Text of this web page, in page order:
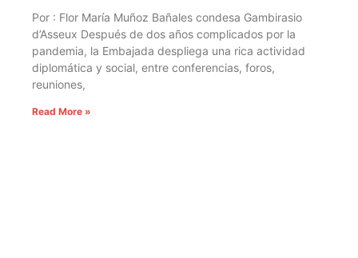
Por : Flor María Muñoz Bañales condesa Gambirasio
d’Asseux Después de dos años complicados por la
pandemia, la Embajada despliega una rica actividad
diplomática y social, entre conferencias, foros,
reuniones,
Read More »